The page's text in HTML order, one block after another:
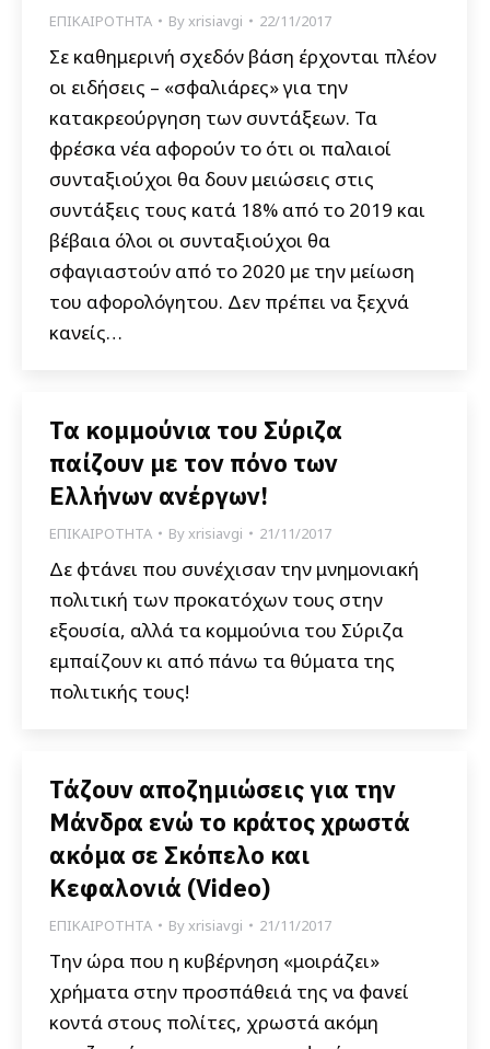
ΕΠΙΚΑΙΡΟΤΗΤΑ Byxrisiavgi 22/11/2017
Σε καθημερινή σχεδόν βάση έρχονται πλέον
οι ειδήσεις – «σφαλιάρες» για την
κατακρεούργηση των συντάξεων. Τα
φρέσκα νέα αφορούν το ότι οι παλαιοί
συνταξιούχοι θα δουν μειώσεις στις
συντάξεις τους κατά 18% από το 2019 και
βέβαια όλοι οι συνταξιούχοι θα
σφαγιαστούν από το 2020 με την μείωση
του αφορολόγητου. Δεν πρέπει να ξεχνά
κανείς…
Τα κομμούνια του Σύριζα
παίζουν με τον πόνο των
Ελλήνων ανέργων!
ΕΠΙΚΑΙΡΟΤΗΤΑ Byxrisiavgi 21/11/2017
Δε φτάνει που συνέχισαν την μνημονιακή
πολιτική των προκατόχων τους στην
εξουσία, αλλά τα κομμούνια του Σύριζα
εμπαίζουν κι από πάνω τα θύματα της
πολιτικής τους!
Τάζουν αποζημιώσεις για την
Μάνδρα ενώ το κράτος χρωστά
ακόμα σε Σκόπελο και
Κεφαλονιά (Video)
ΕΠΙΚΑΙΡΟΤΗΤΑ Byxrisiavgi 21/11/2017
Την ώρα που η κυβέρνηση «μοιράζει»
χρήματα στην προσπάθειά της να φανεί
κοντά στους πολίτες, χρωστά ακόμη